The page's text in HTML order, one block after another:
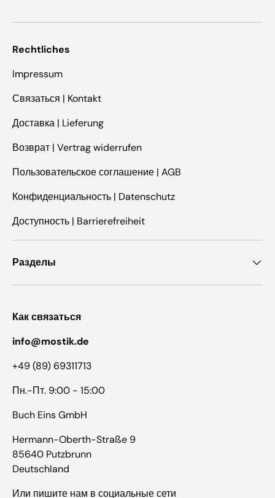
Rechtliches
Impressum
Связаться | Kontakt
Доставка | Lieferung
Возврат | Vertrag widerrufen
Пользовательское соглашение | AGB
Конфиденциальность | Datenschutz
Доступность | Barrierefreiheit
Разделы
Как связаться
info@mostik.de
+49 (89) 69311713
Пн.-Пт. 9:00 - 15:00
Buch Eins GmbH
Hermann-Oberth-Straße 9
85640 Putzbrunn
Deutschland
Или пишите нам в социальные сети